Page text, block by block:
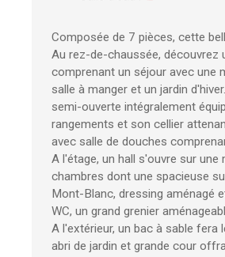
Composée de 7 pièces, cette
Au rez-de-chaussée, découvrez
comprenant un séjour avec une
salle à manger et un jardin
semi-ouverte intégralement
rangements et son cellier
avec salle de douches
A l'étage, un hall s'ouvre sur
chambres dont une spacieuse
Mont-Blanc, dressing aménagé
WC, un grand grenier
A l'extérieur, un bac à sable fera
abri de jardin et grande cour